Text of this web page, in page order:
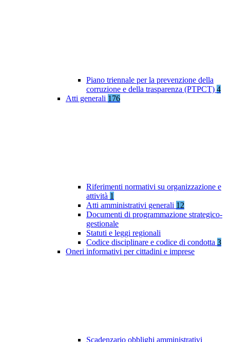
Piano triennale per la prevenzione della
corruzione e della trasparenza (PTPCT) 4
Atti generali 176
Riferimenti normativi su organizzazione e
attività 1
Atti amministrativi generali 12
Documenti di programmazione strategico-
gestionale
Statuti e leggi regionali
Codice disciplinare e codice di condotta 3
Oneri informativi per cittadini e imprese
Scadenzario obblighi amministrativi